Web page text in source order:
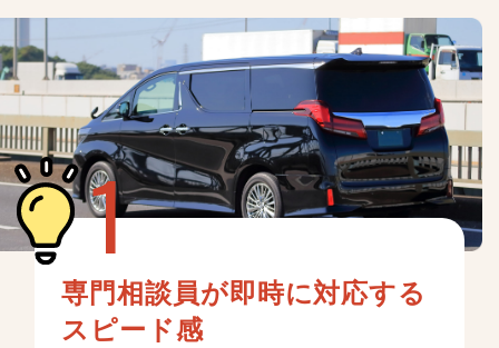
専門相談員が即時に対応する
スピード感